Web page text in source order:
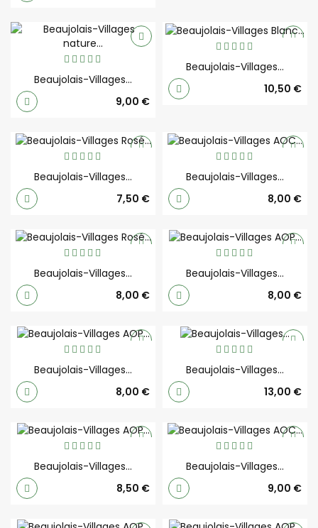
Beaujolais-Villages...
Prix
9,00 €
Beaujolais-Villages...
Prix
10,50 €
Beaujolais-Villages...
Prix
7,50 €
Beaujolais-Villages...
Prix
8,00 €
Beaujolais-Villages...
Prix
8,00 €
Beaujolais-Villages...
Prix
8,00 €
Beaujolais-Villages...
Prix
8,00 €
Beaujolais-Villages...
Prix
13,00 €
Beaujolais-Villages...
Prix
8,50 €
Beaujolais-Villages...
Prix
9,00 €